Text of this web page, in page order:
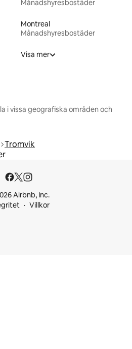
Månadshyresbostäder
Montreal
Månadshyresbostäder
Visa mer
i vissa geografiska områden och
Tromvik
Airbnb, Inc.
Villkor